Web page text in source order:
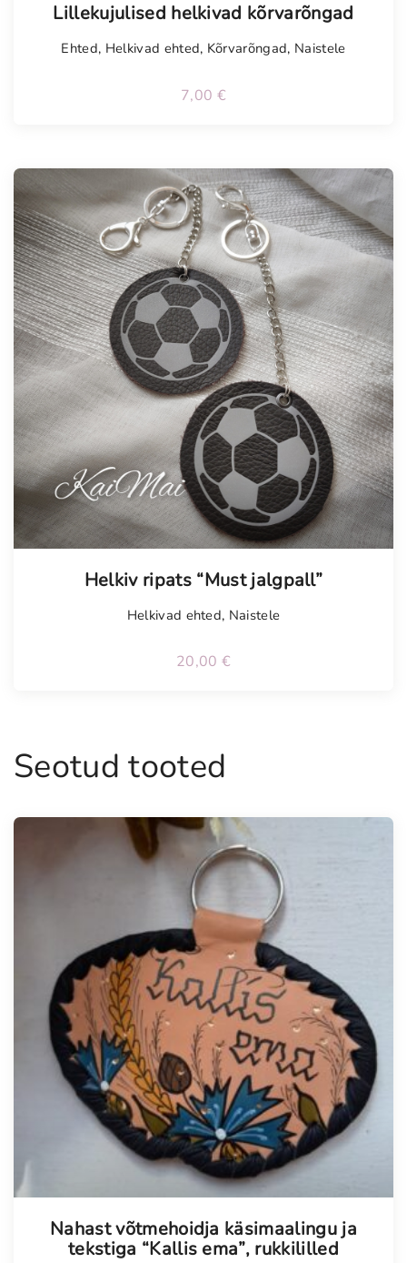
Lillekujulised helkivad kõrvarõngad
Ehted, Helkivad ehted, Kõrvarõngad, Naistele
7,00 €
Helkiv ripats “Must jalgpall”
Helkivad ehted, Naistele
20,00 €
Seotud tooted
Nahast võtmehoidja käsimaalingu ja
tekstiga “Kallis ema”, rukkililled